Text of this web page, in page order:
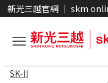
新光三越官網 skm
SK-II